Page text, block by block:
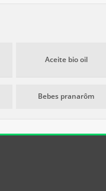
Aceite bio oil
Bebes pranarôm